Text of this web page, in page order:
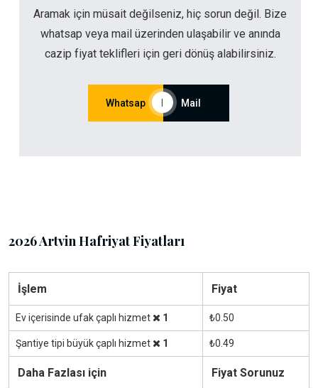
Aramak için müsait değilseniz, hiç sorun değil. Bize
whatsap veya mail üzerinden ulaşabilir ve anında
cazip fiyat teklifleri için geri dönüş alabilirsiniz.
Whatsap | Mail
2026 Artvin Hafriyat Fiyatları
İşlem Fiyat
Ev içerisinde ufak çaplı hizmet 1 ₺0.50
Şantiye tipi büyük çaplı hizmet 1 ₺0.49
Daha Fazlası için Fiyat Sorunuz